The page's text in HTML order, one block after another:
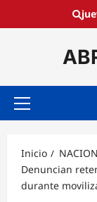
Menú
Inicio
Denuncian
durante